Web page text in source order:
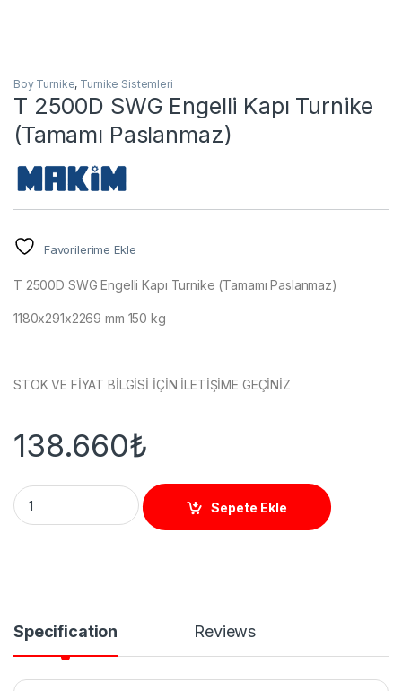
Boy Turnike, Turnike Sistemleri
T 2500D SWG Engelli Kapı Turnike
(Tamamı Paslanmaz)
Favorilerime Ekle
T 2500D SWG Engelli Kapı Turnike (Tamamı Paslanmaz)
1180x291x2269 mm 150 kg
STOK VE FİYAT BİLGİSİ İÇİN İLETİŞİME GEÇİNİZ
138.660₺
T 2500D SWG Engelli Kapı Turnike (Tamamı Paslanmaz)
Sepete Ekle
Specification Reviews